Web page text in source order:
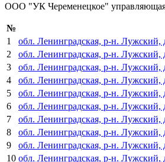
ООО "УК Череменецкое"
№
1
обл. Ленинградская, р-н.
2
обл. Ленинградская, р-н.
3
обл. Ленинградская, р-н. Лужский,
4
обл. Ленинградская, р-н. Лужский,
5
обл. Ленинградская, р-н. Лужский,
6
обл. Ленинградская, р-н. Лужский,
7
обл. Ленинградская, р-н. Лужский,
8
обл. Ленинградская, р-н. Лужский,
9
обл. Ленинградская, р-н.
10 обл. Ленинградская, р-н.